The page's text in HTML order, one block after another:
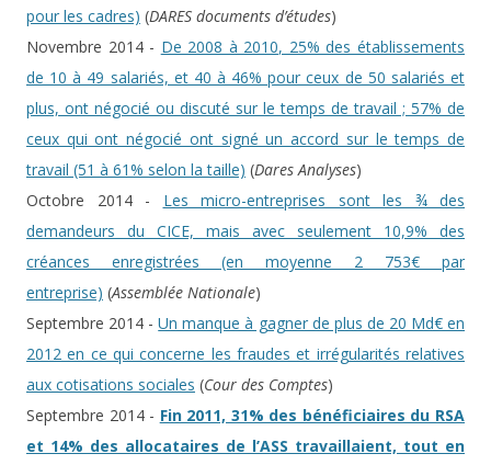
pour les cadres) (DARES documents d’études)
Novembre 2014 - De 2008 à 2010, 25% des établissements
de 10 à 49 salariés, et 40 à 46% pour ceux de 50 salariés et
plus, ont négocié ou discuté sur le temps de travail ; 57% de
ceux qui ont négocié ont signé un accord sur le temps de
travail (51 à 61% selon la taille) (Dares Analyses)
Octobre 2014 - Les micro-entreprises sont les ¾ des
demandeurs du CICE, mais avec seulement 10,9% des
créances enregistrées (en moyenne 2 753€ par
entreprise) (Assemblée Nationale)
Septembre 2014 -Un manque à gagner de plus de 20 Md€ en
2012 en ce qui concerne les fraudes et irrégularités relatives
aux cotisations sociales (Cour des Comptes)
Septembre 2014 - Fin 2011, 31% des bénéficiaires du RSA
et 14% des allocataires de l’ASS travaillaient, tout en